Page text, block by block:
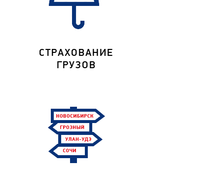
СТРАХОВАНИЕ
ГРУЗОВ